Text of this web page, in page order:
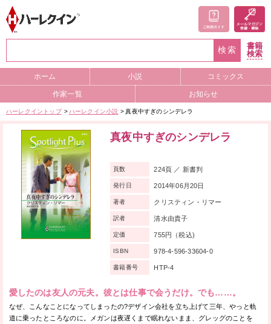
検索
書籍
検索
ホーム 小説 コミックス
作家一覧 お知らせ
ハーレクイントップ ハーレクイン小説 真夜中すぎのシンデレラ
真夜中すぎのシンデレラ
愛したのは友人の元夫。彼とは仕事で会うだけ。でも……。
なぜ、こんなことになってしまったの?デザイン会社を立ち上げて三年、やっと軌
道に乗ったところなのに。メガンは夜遅くまで眠れないまま、グレッグのことを
頁数 224頁 ／ 新書判
発行日 2014年06月20日
著者 クリスティン・リマー
訳者 清水由貴子
定価 755円（税込)
ISBN 978-4-596-33604-0
書籍番号 HTP-4